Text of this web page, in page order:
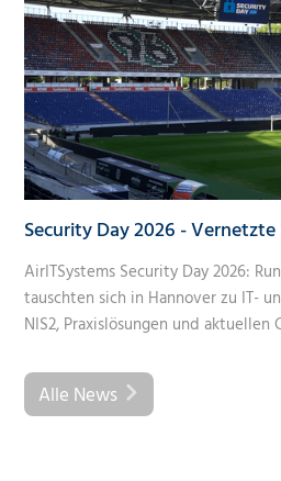
Security Day 2026 -
AirITSystems Security Day 2026:
tauschten sich in Hannover zu IT-
NIS2, Praxislösungen und aktuellen
Alle News